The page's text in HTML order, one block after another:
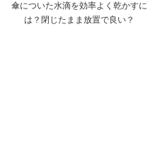
傘についた水滴を効率よく乾かすに
は？閉じたまま放置で良い？